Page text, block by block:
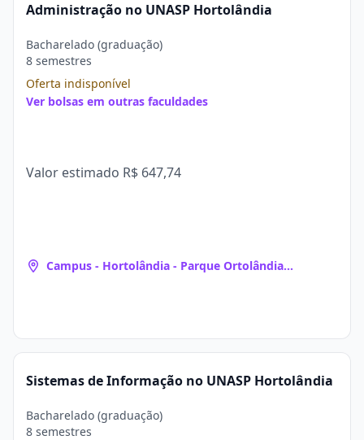
Administração no UNASP Hortolândia
Bacharelado (graduação)
8 semestres
Oferta indisponível
Ver bolsas em outras faculdades
Valor estimado R$ 647,74
Campus - Hortolândia - Parque Ortolândia
Sistemas de Informação no UNASP Hortolândia
Bacharelado (graduação)
8 semestres